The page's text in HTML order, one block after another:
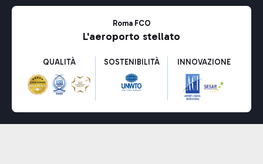
Roma FCO
L'aeroporto stellato
QUALITÀ SOSTENIBILITÀ INNOVAZIONE